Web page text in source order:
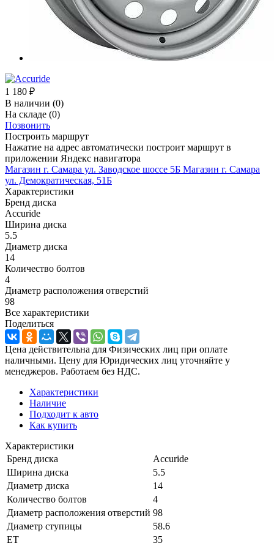
1 180 ₽
В наличии (0)
На складе (0)
Позвонить
Построить маршрут
Нажатие на адрес автоматически построит маршрут в
приложении Яндекс навигатора
Магазин г. Самара ул. Заводское шоссе 5Б Магазин г. Самара
ул. Демократическая, 51Б
Характеристики
Бренд диска
Accuride
Ширина диска
5.5
Диаметр диска
14
Количество болтов
4
Диаметр расположения отверстий
98
Все характеристики
Поделиться
Цена действительна для Физических лиц при оплате
наличными. Цену для Юридических лиц уточняйте у
менеджеров. Работаем без НДС.
Характеристики
Наличие
Подходит к авто
Как купить
Характеристики
Бренд диска
Accuride
Ширина диска
5.5
Диаметр диска
14
Количество болтов
4
Диаметр расположения отверстий 98
Диаметр ступицы
58.6
ЕТ
35